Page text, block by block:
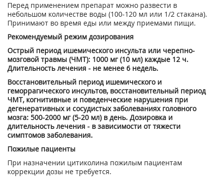
Перед применением препарат можно развести в
небольшом количестве воды (100-120 мл или 1/2 стакана).
Принимают во время еды или между приемами пищи.
Рекомендуемый режим дозирования
Острый период ишемического инсульта или черепно-
мозговой травмы (ЧМТ): 1000 мг (10 мл) каждые 12 ч.
Длительность лечения - не менее 6 недель.
Восстановительный период ишемического и
геморрагического инсультов, восстановительный период
ЧМТ, когнитивные и поведенческие нарушения при
дегенеративных и сосудистых заболеваниях головного
мозга: 500-2000 мг (5-20 мл) в день. Дозировка и
длительность лечения - в зависимости от тяжести
симптомов заболевания.
Пожилые пациенты
При назначении цитиколина пожилым пациентам
коррекции дозы не требуется.